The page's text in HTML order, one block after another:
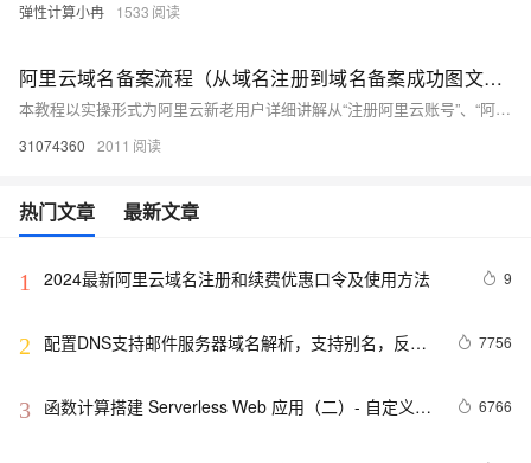
弹性计算小冉 1533
阿里云域名备案流程（从域名注册到域名备案成功图文详解流程）
本教程以实操形式为阿里云新老用户详细讲解从“注册阿里云账号”、“阿里云账号实名”、“租赁阿里云服务器”、“创建阿里云域名模板”、“注册阿里云域名”、“阿里云域名备案”、“域名备案信息查询”、“阿里云域名解析”一整套流程图文详细讲解。
31074360 2011
热门文章 最新文章
1 2024最新阿里云域名注册和续费优惠口令及使用方法 9
2 配置DNS支持邮件服务器域名解析，支持别名，反向
7756
3
函数计算搭建 Serverless Web 应用（二）- 自定义域
6766